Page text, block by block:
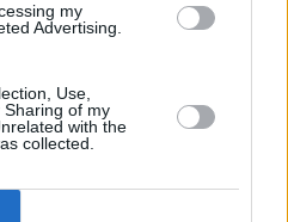
my
Advertising.
Use,
of my
with the
collected.
Brownies